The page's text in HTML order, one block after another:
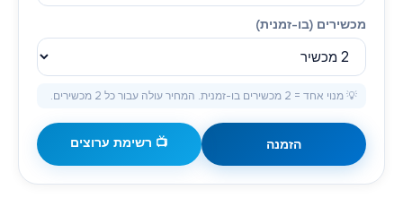
מכשירים (בו-זמנית)
💡 מנוי אחד = 2 מכשירים בו-זמנית. המחיר עולה עבור כל 2 מכשירים.
הזמנה 📺 רשימת ערוצים